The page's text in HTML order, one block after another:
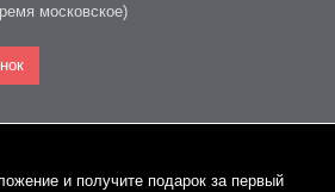
московское)
и получите подарок за первый